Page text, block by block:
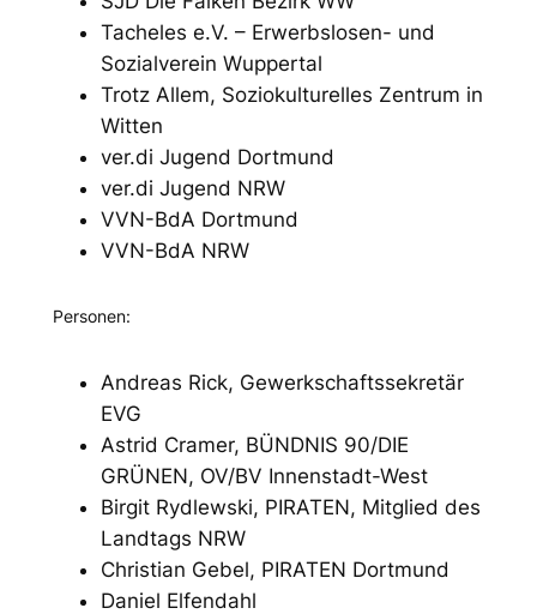
Tacheles e.V. – Erwerbslosen- und
Sozialverein Wuppertal
Trotz Allem, Soziokulturelles Zentrum in
Witten
ver.di Jugend Dortmund
ver.di Jugend NRW
VVN-BdA Dortmund
VVN-BdA NRW
Personen:
Andreas Rick, Gewerkschaftssekretär
EVG
Astrid Cramer, BÜNDNIS 90/DIE
GRÜNEN, OV/BV Innenstadt-West
Birgit Rydlewski, PIRATEN, Mitglied des
Landtags NRW
Christian Gebel, PIRATEN Dortmund
Daniel Elfendahl